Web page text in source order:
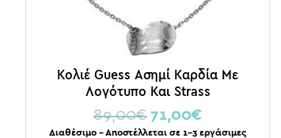
Κολιέ Guess Ασημί Καρδία Με
Λογότυπο Και Strass
89,00€ 71,00€
Διαθέσιμο – Αποστέλλεται σε 1-3 εργάσιμες